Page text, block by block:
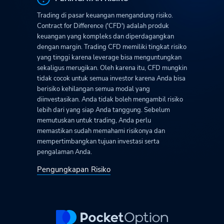
Trading di pasar keuangan mengandung risiko.
Contract for Difference ('CFD') adalah produk
keuangan yang kompleks dan diperdagangkan
dengan margin. Trading CFD memiliki tingkat risiko
yang tinggi karena leverage bisa menguntungkan
sekaligus merugikan. Oleh karena itu, CFD mungkin
tidak cocok untuk semua investor karena Anda bisa
berisiko kehilangan semua modal yang
diinvestasikan. Anda tidak boleh mengambil risiko
lebih dari yang siap Anda tanggung. Sebelum
memutuskan untuk trading, Anda perlu
memastikan sudah memahami risikonya dan
mempertimbangkan tujuan investasi serta
pengalaman Anda.
Pengungkapan Risiko